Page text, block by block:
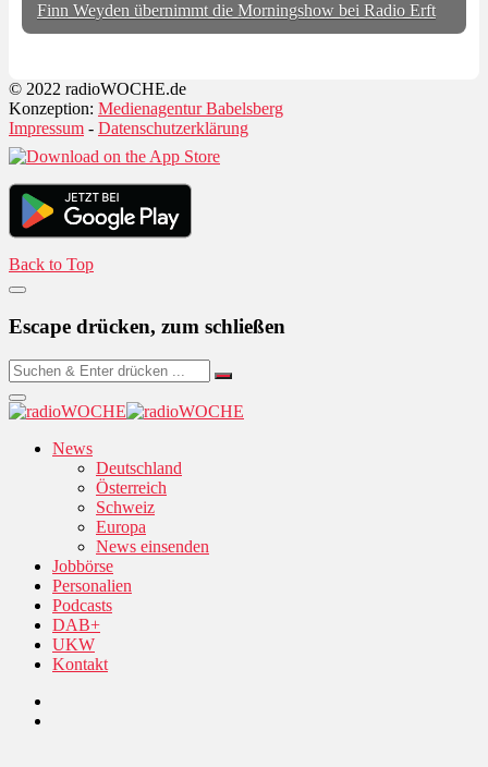
Finn Weyden übernimmt die Morningshow bei Radio Erft
© 2022 radioWOCHE.de
Konzeption: Medienagentur Babelsberg
Impressum - Datenschutzerklärung
Back to Top
Escape drücken, zum schließen
News
Deutschland
Österreich
Schweiz
Europa
News einsenden
Jobbörse
Personalien
Podcasts
DAB+
UKW
Kontakt